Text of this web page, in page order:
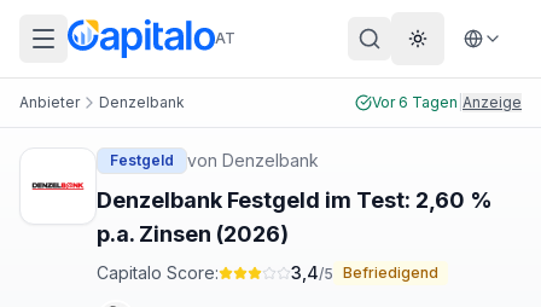
AT Theme
Anbieter Denzelbank Vor 6 Tagen Anzeige
Festgeld von Denzelbank
Denzelbank Festgeld im Test: 2,60 %
p.a. Zinsen (2026)
Capitalo Score: 3,4/5 Befriedigend